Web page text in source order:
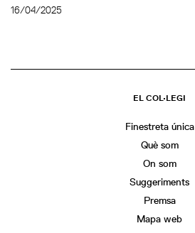
16/04/2025
EL COL·LEGI
Finestreta única
Què som
On som
Suggeriments
Premsa
Mapa web